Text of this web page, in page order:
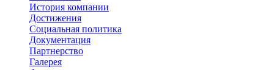
История компании
Достижения
Социальная политика
Документация
Партнерство
Галерея